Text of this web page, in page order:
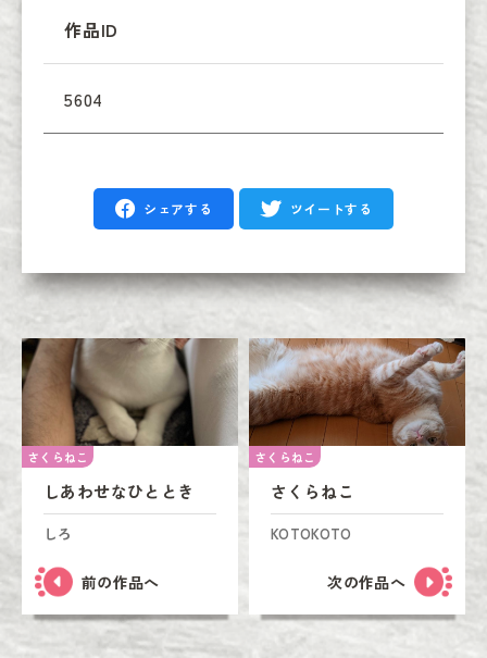
作品ID
5604
シェアする ツイートする
さくらねこ
しあわせなひととき
しろ
前の作品へ
さくらねこ
さくらねこ
KOTOKOTO
次の作品へ